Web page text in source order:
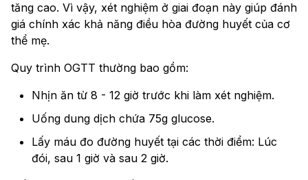
tăng cao. Vì vậy, xét nghiệm ở giai đoạn này giúp đánh
giá chính xác khả năng điều hòa đường huyết của cơ
thể mẹ.
Quy trình OGTT thường bao gồm:
Nhịn ăn từ 8 - 12 giờ trước khi làm xét nghiệm.
Uống dung dịch chứa 75g glucose.
Lấy máu đo đường huyết tại các thời điểm: Lúc
đói, sau 1 giờ và sau 2 giờ.